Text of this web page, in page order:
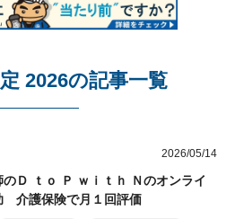
2026の記事一覧
2026/05/14
Ｄ ｔｏ Ｐ ｗｉｔｈ Ｎのオンライ
介護保険で月１回評価